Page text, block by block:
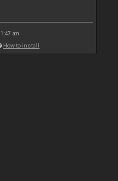
1:47 am
How to install